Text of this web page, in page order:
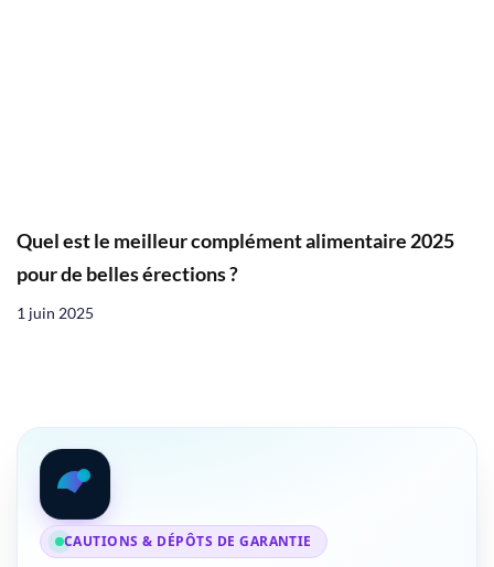
Quel est le meilleur complément alimentaire 2025
pour de belles érections ?
1 juin 2025
CAUTIONS & DÉPÔTS DE GARANTIE